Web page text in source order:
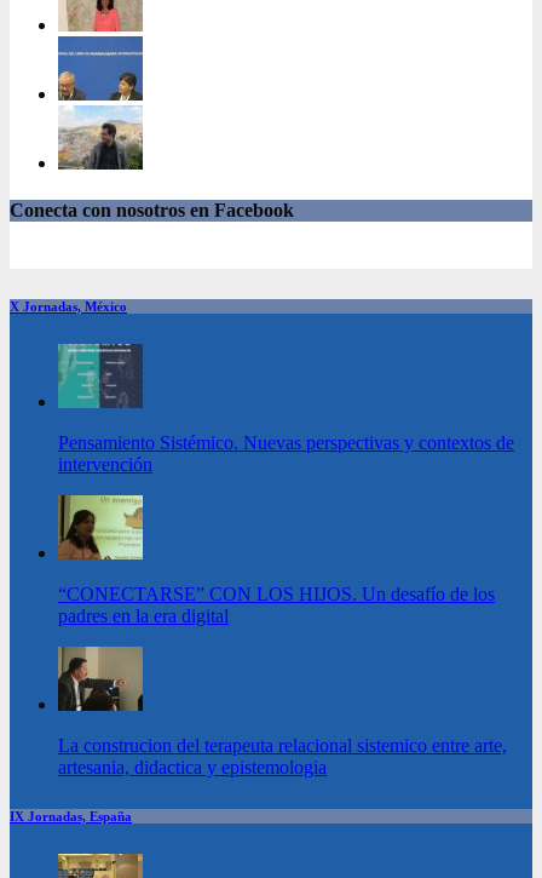
Conecta con nosotros en Facebook
X Jornadas, México
Pensamiento Sistémico. Nuevas perspectivas y contextos de
intervención
“CONECTARSE” CON LOS HIJOS. Un desafío de los
padres en la era digital
La construcion del terapeuta relacional sistemico entre arte,
artesania, didactica y epistemologia
IX Jornadas, España